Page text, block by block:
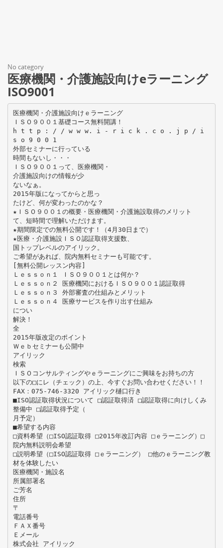
No category
医療機関・介護施設向けeラーニング
ISO9001
医療機関・介護施設向けｅラーニング
ＩＳＯ９００１基礎コース無料開講！
h t t p : / / w w w. i - r i c k . c o . j p / i
s o 9 0 0 1
外部セミナーに行っている
時間もないし・・・
ＩＳＯ９００１って、医療機関・
介護施設向けの情報が少
ないなぁ。
2015年版になってからと思っ
たけど、何が変わったのかな？
★ＩＳＯ９００１の概要・医療機関・介護施設取得のメリット
て、短時間で理解いただけます。
★期間限定での無料公開です！（4月30日まで）
★医療・介護施設ＩＳＯ認証取得支援数、
国トップレベルのアイリック。
ご希望があれば、院内無料セミナーも可能です。
[無料公開レッスン内容]
Ｌｅｓｓｏｎ１ ＩＳＯ９００１とは何か？
Ｌｅｓｓｏｎ２ 医療機関におけるＩＳＯ９００１認証取得
Ｌｅｓｓｏｎ３ 外部審査の仕組みとメリット
Ｌｅｓｓｏｎ４ 医療サービスを作り出す仕組み
につい
解決！
全
2015年版改定のポイント
Ｗｅｂセミナーも公開中
アイリック
検索
ＩＳＯコンサルティングやｅラーニングにご興味をお持ちの方
以下の□にレ（チェック）の上、今すぐお問い合わせください！！
FAX：075-746-3320 アイリック樋口行き
■ISO認証取得状況について □認証取得済 □認証取得に向けしくみ
整備中 □認証取得予定（
月予定）
■希望する内容
□資料希望（□ISO認証取得 □2015年改訂内容 □ｅラーニング）□
院内無料説明会希望
□説明希望（□ISO認証取得 □ｅラーニング） □他のｅラーニング教
材を体験したい
医療機関・施設名
所属部署名
ご芳名
住所
〒
電話番号
ＦＡＸ番号
Ｅメール
株式会社 アイリック